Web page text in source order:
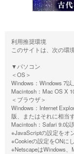
利用推奨環境
このサイトは、次の環
▼パソコン
＜OS＞
Windows：Windows 7以
Macintosh：Mac OS X
＜ブラウザ＞
Windows：Internet
版、またはそれに相当
Macintosh：Safari 9.0
※JavaScriptの設定をオ
※Cookieの設定をONに
※NetscapeはWindows、